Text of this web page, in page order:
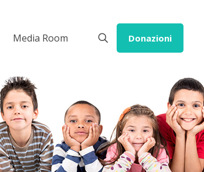
Media Room Donazioni